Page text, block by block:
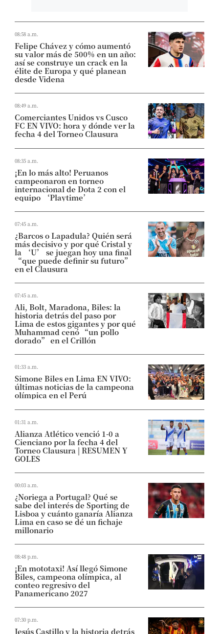
08:58 a.m.
Felipe Chávez y cómo aumentó
su valor más de 500% en un año:
así se construye un crack en la
élite de Europa y qué planean
desde Videna
08:49 a.m.
Comerciantes Unidos vs Cusco
FC EN VIVO: hora y dónde ver la
fecha 4 del Torneo Clausura
08:35 a.m.
¡En lo más alto! Peruanos
campeonaron en torneo
internacional de Dota 2 con el
equipo ‘Playtime’
07:45 a.m.
¿Barcos o Lapadula? Quién será
más decisivo y por qué Cristal y
la ‘U’ se juegan hoy una final
“que puede definir su futuro”
en el Clausura
07:45 a.m.
Ali, Bolt, Maradona, Biles: la
historia detrás del paso por
Lima de estos gigantes y por qué
Muhammad cenó “un pollo
dorado” en el Crillón
01:33 a.m.
Simone Biles en Lima EN VIVO:
últimas noticias de la campeona
olímpica en el Perú
01:31 a.m.
Alianza Atlético venció 1-0 a
Cienciano por la fecha 4 del
Torneo Clausura | RESUMEN Y
GOLES
00:03 a.m.
¿Noriega a Portugal? Qué se
sabe del interés de Sporting de
Lisboa y cuánto ganaría Alianza
Lima en caso se dé un fichaje
millonario
08:48 p.m.
¡En mototaxi! Así llegó Simone
Biles, campeona olímpica, al
conteo regresivo del
Panamericano 2027
07:30 p.m.
Jesús Castillo y la historia detrás